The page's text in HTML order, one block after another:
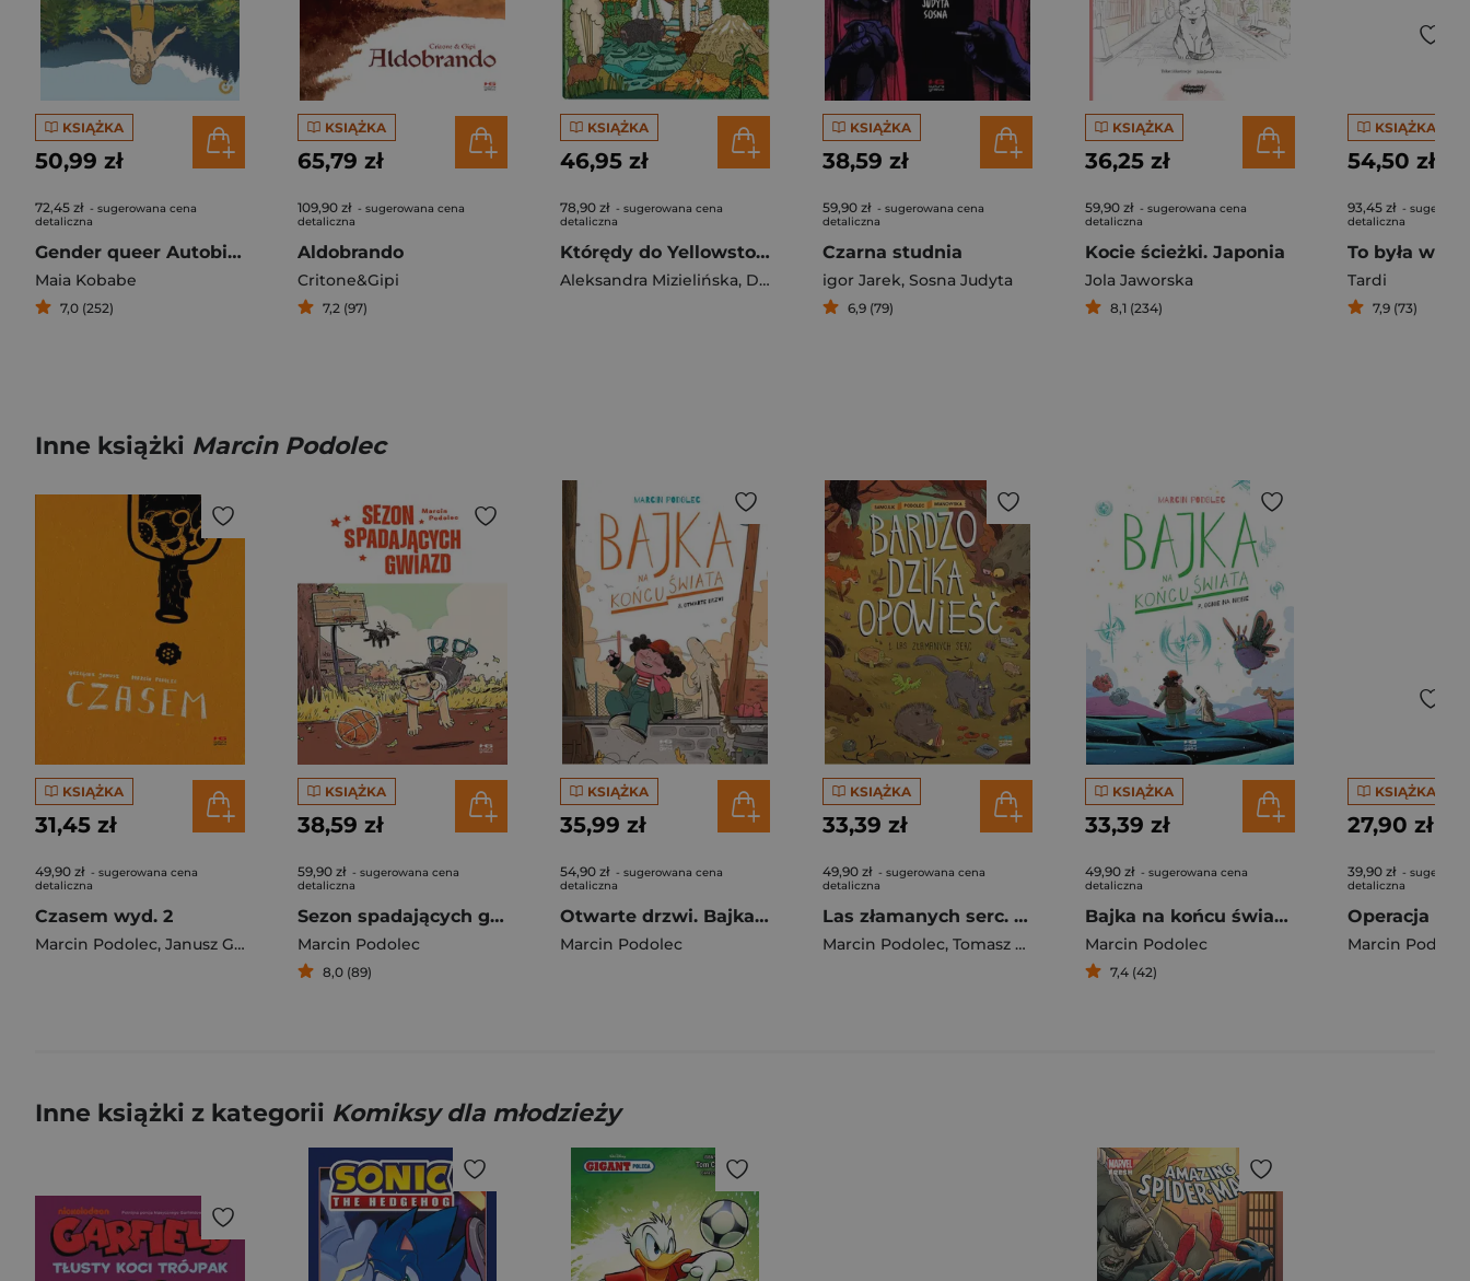
KSIĄŻKA
50,99 zł
72,45 zł - sugerowana cena
detaliczna
Gender queer Autobiografia
Maia Kobabe
7,0 (252)
KSIĄŻKA
65,79 zł
109,90 zł - sugerowana cena
detaliczna
Aldobrando
Critone&Gipi
7,2 (97)
KSIĄŻKA
46,95 zł
78,90 zł - sugerowana cena
detaliczna
Którędy do Yellowstone? Dzika podróż po parkach narodowych
Aleksandra Mizielińska, Daniel Mizieliński
KSIĄŻKA
38,59 zł
59,90 zł - sugerowana cena
detaliczna
Czarna studnia
igor Jarek, Sosna Judyta
6,9 (79)
KSIĄŻKA
36,25 zł
59,90 zł - sugerowana cena
detaliczna
Kocie ścieżki. Japonia
Jola Jaworska
8,1 (234)
KSIĄŻKA
54,50 zł
93,45 zł -
detaliczna
To była
Tardi
7,9 (73)
Inne książki Marcin Podolec
KSIĄŻKA
31,45 zł
49,90 zł - sugerowana cena
detaliczna
Czasem wyd. 2
Marcin Podolec, Janusz Grzegorz
KSIĄŻKA
38,59 zł
59,90 zł - sugerowana cena
detaliczna
Sezon spadających gwiazd
Marcin Podolec
8,0 (89)
KSIĄŻKA
35,99 zł
54,90 zł - sugerowana cena
detaliczna
Otwarte drzwi. Bajka na końcu świata. Tom 8
Marcin Podolec
KSIĄŻKA
33,39 zł
49,90 zł - sugerowana cena
detaliczna
Las złamanych serc. Bardzo dzika opowieść. Część 1 wyd. 2
Marcin Podolec, Tomasz Samojlik
KSIĄŻKA
33,39 zł
49,90 zł - sugerowana cena
detaliczna
Bajka na końcu świata 7 Ognie na niebie
Marcin Podolec
7,4 (42)
KSIĄŻKA
27,90 zł
39,90 zł -
detaliczna
Marcin Podolec
Inne książki z kategorii Komiksy dla młodzieży